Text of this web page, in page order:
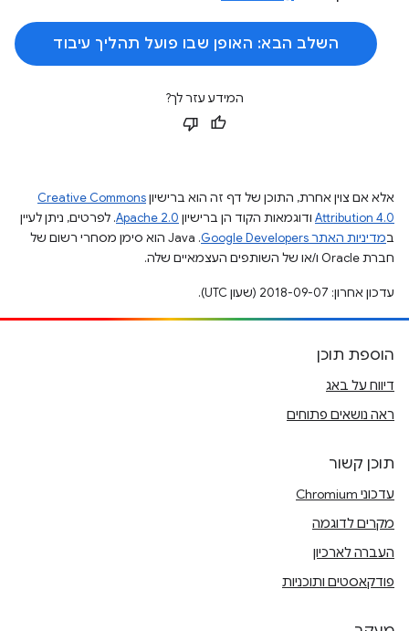
השלב הבא: האופן שבו פועל תהליך עיבוד
המידע עזר לך?
אלא אם צוין אחרת, התוכן של דף זה הוא ברישיוןCreative Commons
Attribution 4.0 ודוגמאות הקוד הן ברישיון Apache 2.0. לפרטים, ניתן לעיין
במדיניות האתר Google Developers‏
.‏ Java הוא סימן מסחרי רשום של
חברת Oracle ו/או של השותפים העצמאיים שלה.
עדכון אחרון: 2018-09-07 (שעון UTC).
הוספת תוכן
דיווח על באג
ראה נושאים פתוחים
תוכן קשור
עדכוני Chromium
מקרים לדוגמה
העברה לארכיון
פודקאסטים ותוכניות